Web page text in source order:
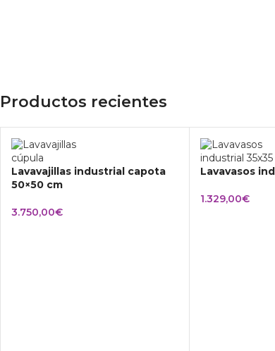
Productos recientes
Lavavajillas industrial capota
50×50 cm
3.750,00€
Lavavasos
1.329,00€